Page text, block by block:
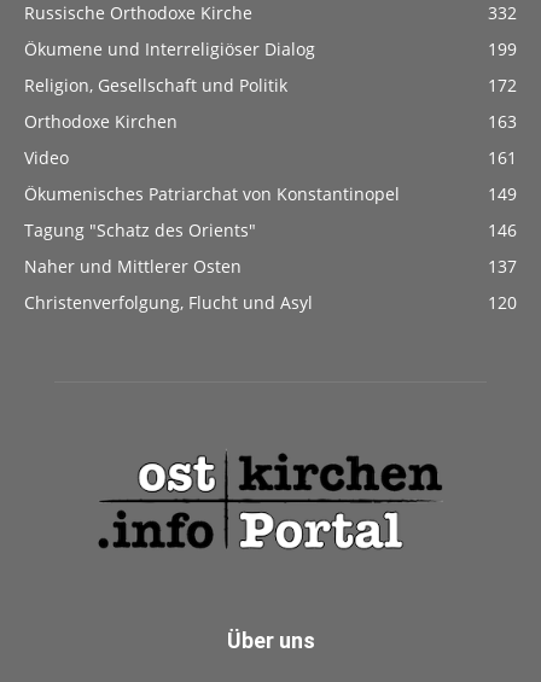
Russische Orthodoxe Kirche
332
Ökumene und Interreligiöser Dialog
199
Religion, Gesellschaft und Politik
172
Orthodoxe Kirchen
163
Video
161
Ökumenisches Patriarchat von Konstantinopel
149
Tagung "Schatz des Orients"
146
Naher und Mittlerer Osten
137
Christenverfolgung, Flucht und Asyl
120
Über uns